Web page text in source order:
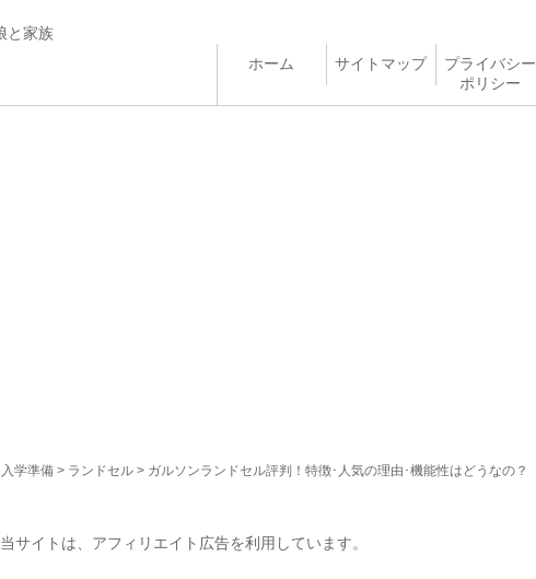
ホーム サイトマップ
プライバシー
ポリシー
入学準備 > ランドセル > ガルソンランドセル評判！特徴･人気の理由･機能性はどうなの？
当サイトは、アフィリエイト広告を利用しています。